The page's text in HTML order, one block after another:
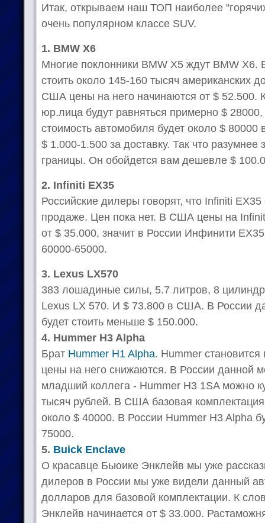
Итак, открываем наш ТОП наиболее
очень популярном классе SUV.
1. BMW X6
Многие поклонники BMW X5 ждут BMW X6.
стоить около 145-160 тысяч американских
США цены на него начинаются от $ 52.500.
юр.лица будут равняться примерно $
стоимость автомобиля будет около $ 80000
$ 1.000-1.500 за доставку. Так что разумнее
границы. Он обойдется вам дешевле $
2. Infiniti EX35
Российские дилеры говорят, что Infiniti EX35
продаже. Цен пока нет. В США цены на
от $ 35.000, значит в России Инфинити
60000-65000.
3. Lexus LX570
383 лошадиные силы, 5.7 литров, 8
Lexus LX 570. И $ 73.800 в США. В России
будет стоить меньше $ 150.000.
4. Hummer H3 Alpha
Брат Hummer H1 Alpha. Hummer
цены на него снижаются. В России данной
младший коллега - Hummer H3 1SA можно
тысяч рублей. В США базовая комплектация
около $ 40000. В России Hummer H3 Alpha
75000.
5. Buick Enclave
О красавце Бьюике Энклейв мы уже
дилеров в России мы уже видели данный
долларов для базовой комплектации. К
Энклейв начинается от $ 33.000.